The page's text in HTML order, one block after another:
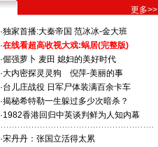
更多>>
·独家首播:大秦帝国 范冰冰-金大班
·在线看超高收视大戏:蜗居(完整版)
·倔强萝卜 麦田 媳妇的美好时代
·大内密探灵灵狗
倪萍-美丽的事
·台儿庄战役 日军尸体装满百余卡车
·揭秘希特勒一生躲过多少次暗杀？
·1982香港回归中英谈判鲜为人知内幕
·宋丹丹：张国立活得太累